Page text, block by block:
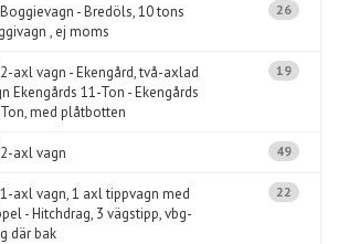
Boggievagn - Bredöls, 10 tons
, ej moms
26
2-axl vagn - Ekengård, två-axlad
Ekengårds 11-Ton - Ekengårds
med plåtbotten
19
2-axl vagn 49
1-axl vagn, 1 axl tippvagn med
- Hitchdrag, 3 vägstipp, vbg-
där bak
22